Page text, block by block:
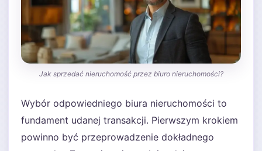
Jak sprzedać nieruchomość przez biuro nieruchomości?
Wybór odpowiedniego biura nieruchomości to
fundament udanej transakcji. Pierwszym krokiem
powinno być przeprowadzenie dokładnego